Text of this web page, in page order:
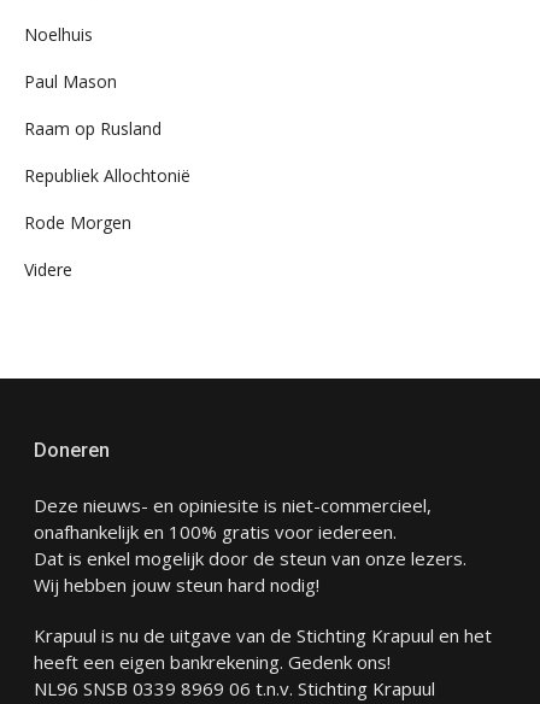
Noelhuis
Paul Mason
Raam op Rusland
Republiek Allochtonië
Rode Morgen
Videre
Doneren
Deze nieuws- en opiniesite is niet-commercieel,
onafhankelijk en 100% gratis voor iedereen.
Dat is enkel mogelijk door de steun van onze lezers.
Wij hebben jouw steun hard nodig!
Krapuul is nu de uitgave van de Stichting Krapuul en het
heeft een eigen bankrekening. Gedenk ons!
NL96 SNSB 0339 8969 06 t.n.v. Stichting Krapuul